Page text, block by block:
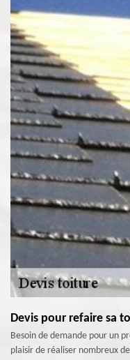
Devis pour refaire sa
Besoin de demande pour un
plaisir de réaliser nombreux